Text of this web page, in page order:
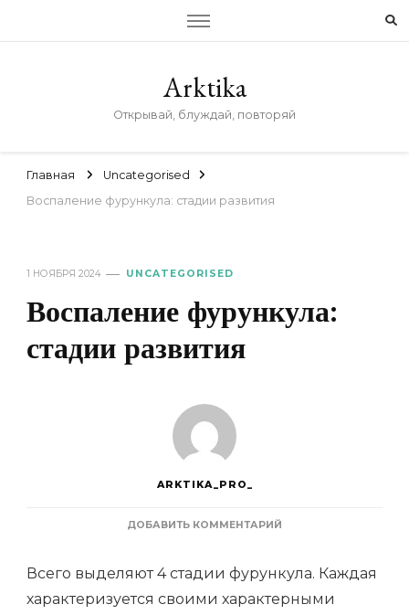
Arktika
Открывай, блуждай, повторяй
Главная
Uncategorised
Воспаление фурункула: стадии развития
1 НОЯБРЯ 2024 UNCATEGORISED
Воспаление фурункула:
стадии развития
ARKTIKA_PRO_
ДОБАВИТЬ КОММЕНТАРИЙ
ФУРУНКУЛА:
РАЗВИТИЯ
Всего выделяют 4 стадии фурункула. Каждая
характеризуется своими характерными